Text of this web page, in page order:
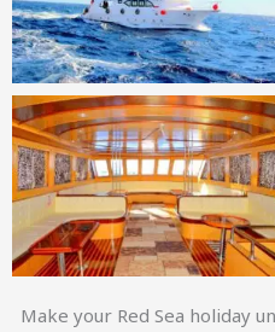
Make your Red Sea holiday